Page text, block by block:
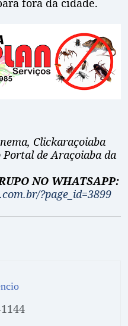
fora da cidade.
Clickaraçoiaba
de Araçoiaba da
NO WHATSAPP:
?page_id=3899